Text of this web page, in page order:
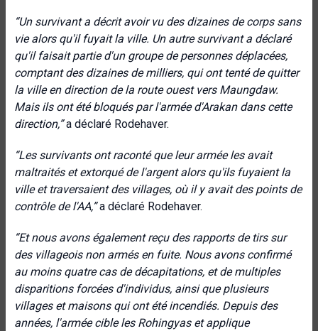
“Un survivant a décrit avoir vu des dizaines de corps sans
vie alors qu'il fuyait la ville. Un autre survivant a déclaré
qu'il faisait partie d'un groupe de personnes déplacées,
comptant des dizaines de milliers, qui ont tenté de quitter
la ville en direction de la route ouest vers Maungdaw.
Mais ils ont été bloqués par l'armée d'Arakan dans cette
direction,”a déclaré Rodehaver.
“Les survivants ont raconté que leur armée les avait
maltraités et extorqué de l'argent alors qu'ils fuyaient la
ville et traversaient des villages, où il y avait des points de
contrôle de l'AA,”a déclaré Rodehaver.
“Et nous avons également reçu des rapports de tirs sur
des villageois non armés en fuite. Nous avons confirmé
au moins quatre cas de décapitations, et de multiples
disparitions forcées d'individus, ainsi que plusieurs
villages et maisons qui ont été incendiés. Depuis des
années, l'armée cible les Rohingyas et applique